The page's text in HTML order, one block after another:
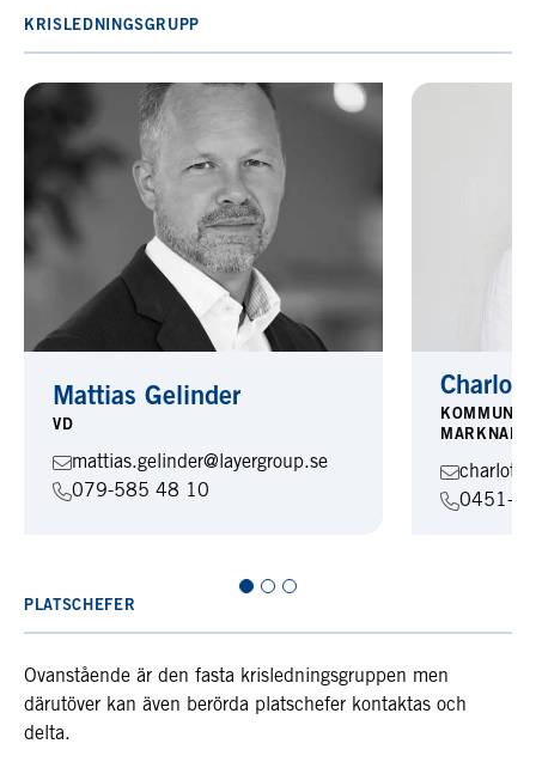
KRISLEDNINGSGRUPP
Mattias Gelinder
VD
mattias.gelinder@layergroup.se
079-585 48 10
0451-
PLATSCHEFER
Ovanstående är den fasta krisledningsgruppen men
därutöver kan även berörda platschefer kontaktas och
delta.